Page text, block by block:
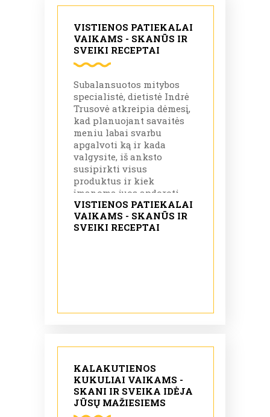
VISTIENOS PATIEKALAI
VAIKAMS - SKANŪS IR
SVEIKI RECEPTAI
Subalansuotos mitybos
specialistė, dietistė Indrė
Trusovė atkreipia dėmesį,
kad planuojant savaitės
meniu labai svarbu
apgalvoti ką ir kada
valgysite, iš anksto
susipirkti visus
produktus ir kiek
įmanoma juos apdoroti,
kad vėliau užtektų tik
pakepti ar pašildyti.
VISTIENOS PATIEKALAI
VAIKAMS - SKANŪS IR
SVEIKI RECEPTAI
KALAKUTIENOS
KUKULIAI VAIKAMS -
SKANI IR SVEIKA IDĖJA
JŪSŲ MAŽIESIEMS